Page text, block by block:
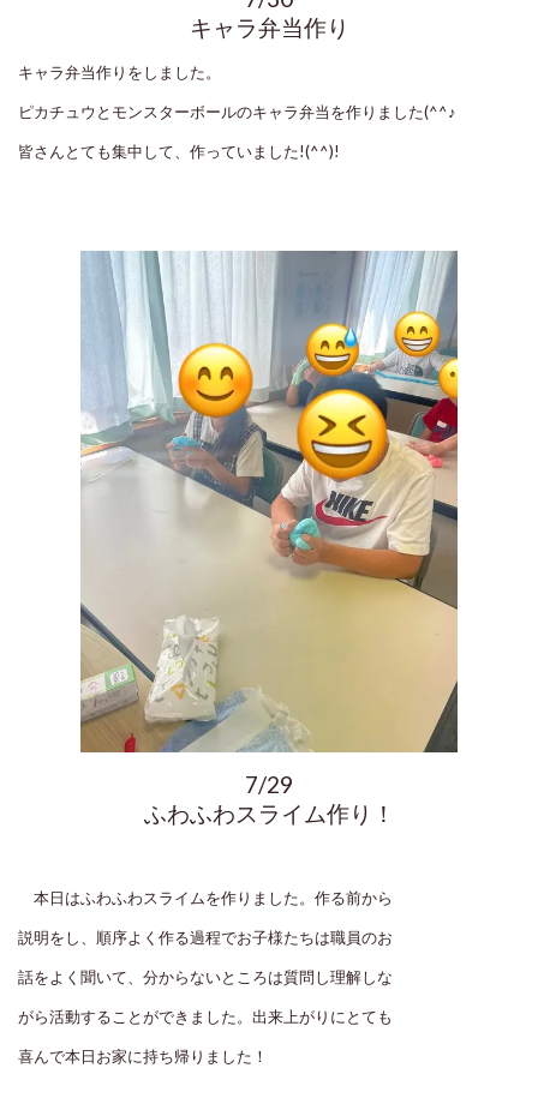
キャラ弁当作り
キャラ弁当作りをしました。
ピカチュウとモンスターボールのキャラ弁当を作りました(^^♪
皆さんとても集中して、作っていました!(^^)!
7/29
ふわふわスライム作り！
本日はふわふわスライムを作りました。作る前から
説明をし、順序よく作る過程でお子様たちは職員のお
話をよく聞いて、分からないところは質問し理解しな
がら活動することができました。出来上がりにとても
喜んで本日お家に持ち帰りました！